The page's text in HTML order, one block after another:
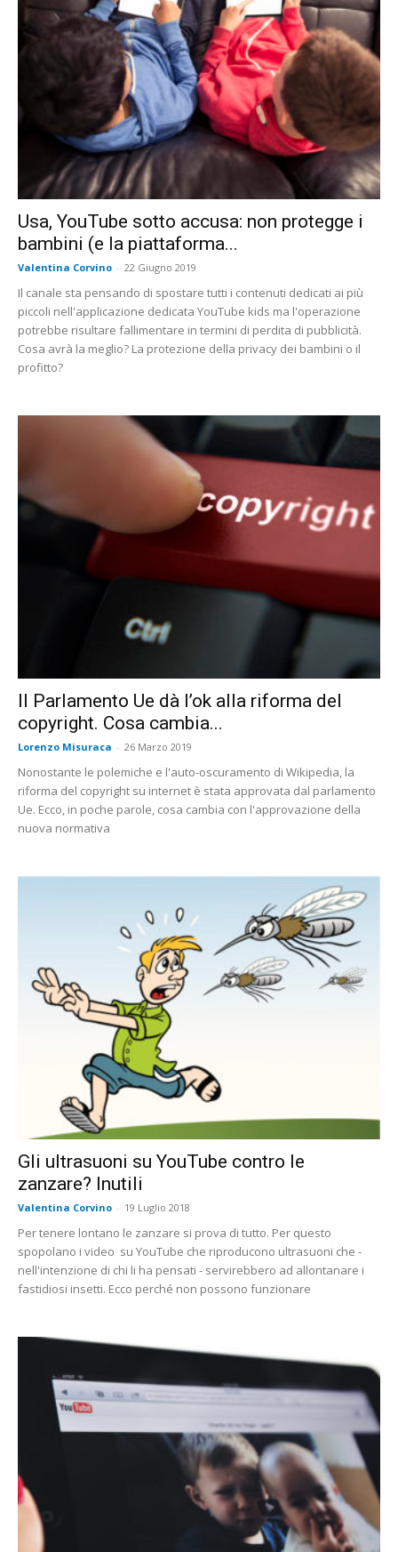
Usa, YouTube sotto accusa: non protegge i
bambini (e la piattaforma...
Valentina Corvino - 22 Giugno 2019
Il canale sta pensando di spostare tutti i contenuti dedicati ai più
piccoli nell'applicazione dedicata YouTube kids ma l'operazione
potrebbe risultare fallimentare in termini di perdita di pubblicità.
Cosa avrà la meglio? La protezione della privacy dei bambini o il
profitto?
Il Parlamento Ue dà l’ok alla riforma del
copyright. Cosa cambia...
Lorenzo Misuraca - 26 Marzo 2019
Nonostante le polemiche e l'auto-oscuramento di Wikipedia, la
riforma del copyright su internet è stata approvata dal parlamento
Ue. Ecco, in poche parole, cosa cambia con l'approvazione della
nuova normativa
Gli ultrasuoni su YouTube contro le
zanzare? Inutili
Valentina Corvino - 19 Luglio 2018
Per tenere lontano le zanzare si prova di tutto. Per questo
spopolano i video su YouTube che riproducono ultrasuoni che -
nell'intenzione di chi li ha pensati - servirebbero ad allontanare i
fastidiosi insetti. Ecco perché non possono funzionare